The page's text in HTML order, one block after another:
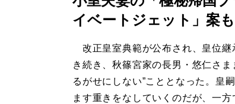
イベートジェット」案
改正皇室典範が公布され、皇位継
き続き、秋篠宮家の長男・悠仁さま
るがせにしない”こととなった。皇
ます重きをなしていくのだが、一